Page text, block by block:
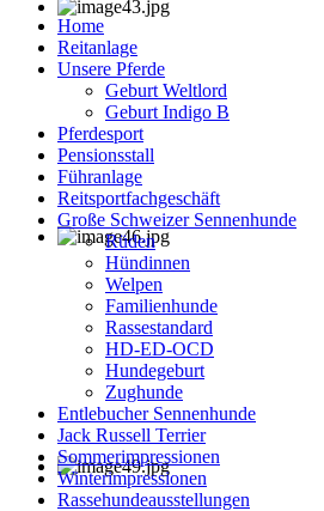
Home
Reitanlage
Unsere Pferde
Geburt Weltlord
Geburt Indigo B
Pferdesport
Pensionsstall
Führanlage
Reitsportfachgeschäft
Große Schweizer Sennenhunde
Rüden
Hündinnen
Welpen
Familienhunde
Rassestandard
HD-ED-OCD
Hundegeburt
Zughunde
Entlebucher Sennenhunde
Jack Russell Terrier
Sommerimpressionen
Winterimpressionen
Rassehundeausstellungen